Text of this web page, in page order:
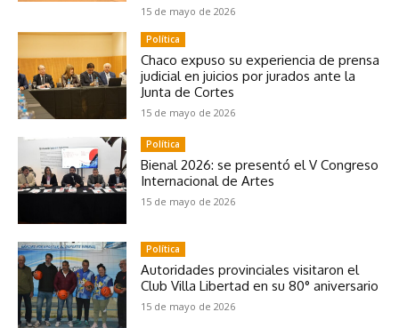
15 de mayo de 2026
Política
Chaco expuso su experiencia de prensa
judicial en juicios por jurados ante la
Junta de Cortes
15 de mayo de 2026
Política
Bienal 2026: se presentó el V Congreso
Internacional de Artes
15 de mayo de 2026
Política
Autoridades provinciales visitaron el
Club Villa Libertad en su 80° aniversario
15 de mayo de 2026